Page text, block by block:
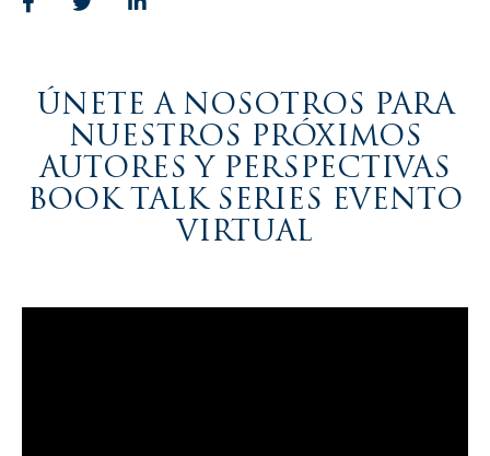
ÚNETE A NOSOTROS PARA
NUESTROS PRÓXIMOS
AUTORES Y PERSPECTIVAS
BOOK TALK SERIES EVENTO
VIRTUAL